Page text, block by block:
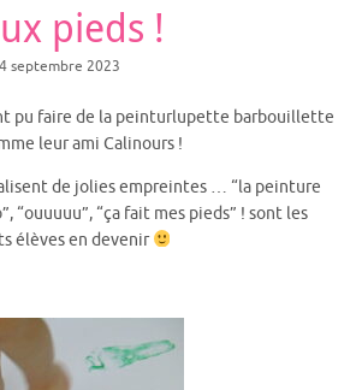
pieds !
septembre 2023
pu faire de la peinturlupette barbouillette
leur ami Calinours !
de jolies empreintes … “la peinture
“ouuuuu”, “ça fait mes pieds” ! sont les
élèves en devenir